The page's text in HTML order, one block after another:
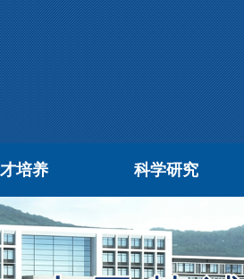
培养 科学研究